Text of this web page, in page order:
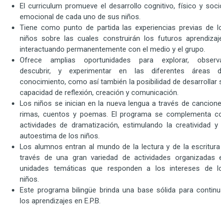
El curriculum promueve el desarrollo cognitivo, físico y
emocional de cada uno de sus niños.
Tiene como punto de partida las experiencias previas de
niños sobre las cuales construirán los futuros
interactuando permanentemente con el medio y el grupo.
Ofrece amplias oportunidades para explorar,
descubrir, y experimentar en las diferentes áreas
conocimiento, como así también la posibilidad de desarrollar
capacidad de reflexión, creación y comunicación.
Los niños se inician en la nueva lengua a través de
rimas, cuentos y poemas. El programa se complementa
actividades de dramatización, estimulando la creatividad y
autoestima de los niños.
Los alumnos entran al mundo de la lectura y de la
través de una gran variedad de actividades organizadas
unidades temáticas que responden a los intereses de
niños.
Este programa bilingüe brinda una base sólida para
los aprendizajes en E.P.B.